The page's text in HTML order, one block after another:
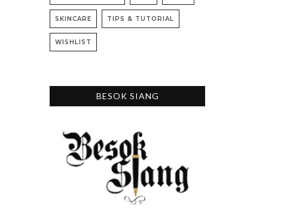
SKINCARE TIPS & TUTORIAL
WISHLIST
BESOK SIANG